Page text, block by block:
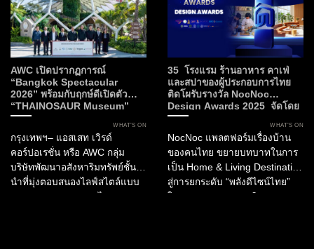
Matcha Party 2.0 ที่...
AWC เปิดปรากฏการณ์
“Bangkok Spectacular
2026” พร้อมกับฤกษ์ดีเปิดตัว
“THAINOSAUR Museum”
เพื่อมอบประสบการณ์ใหม่แห่ง
ศิลปะ วัฒนธรรม และการเรียนรู้สู่
กรุงเทพฯ
WHAT’S ON
กรุงเทพฯ– แอสเสท เวิรด์
คอร์ปอเรชั่น หรือ AWC กลุ่ม
บริษัทพัฒนาอสังหาริมทรัพย์ชั้น
นำที่มุ่งตอบสนองไลฟ์สไตล์แบบ
35 โรงแรม ร้านอาหาร คาเฟ่
และสปาของผู้ประกอบการไทย
ติดโผรับรางวัล NocNoc
Design Awards 2025 จัดโดย
NocNoc และบิ๊กภาครัฐ ผลักดัน
“พลังดีไซน์” สร้างมูลค่าให้
อุตสาหกรรมการบริการและการ
ท่องเที่ยวไทย
WHAT’S ON
NocNoc แพลตฟอร์มเรื่องบ้าน
ของคนไทย ขยายบทบาทในการ
เป็น Home & Living Destination
สู่การยกระดับ “พลังดีไซน์ไทย”